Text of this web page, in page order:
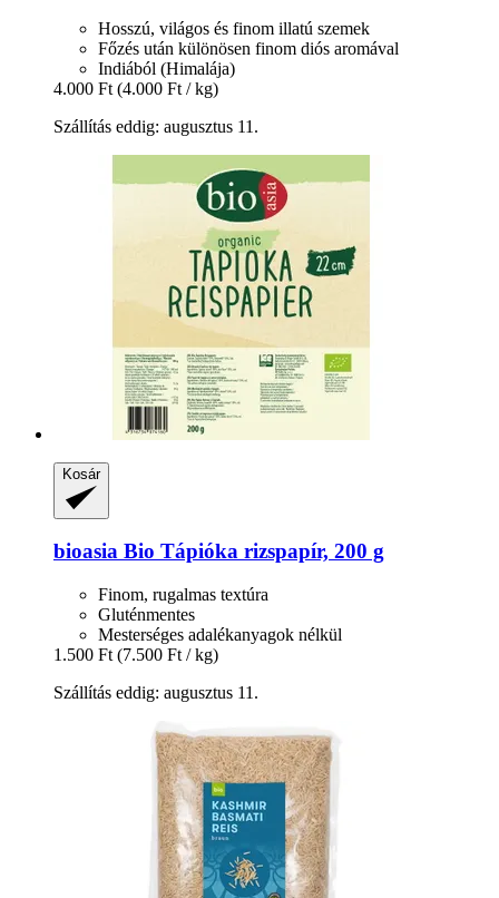
Hosszú, világos és finom illatú szemek
Főzés után különösen finom diós aromával
Indiából (Himalája)
4.000 Ft (4.000 Ft / kg)
Szállítás eddig: augusztus 11.
Kosár
bioasia Bio Tápióka rizspapír, 200 g
Finom, rugalmas textúra
Gluténmentes
Mesterséges adalékanyagok nélkül
1.500 Ft (7.500 Ft / kg)
Szállítás eddig: augusztus 11.